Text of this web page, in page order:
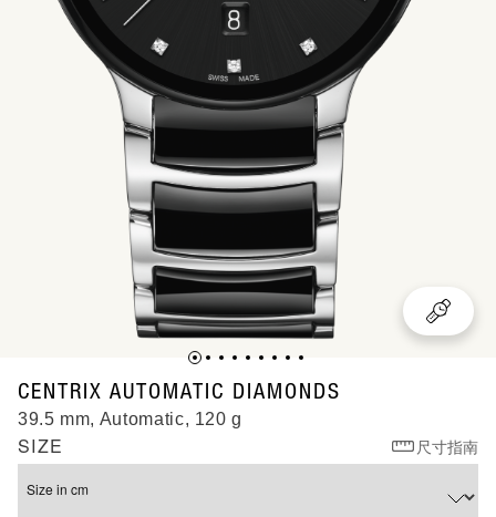
CENTRIX AUTOMATIC DIAMONDS
R30018742
39.5 mm, Automatic, 120 g
SIZE 尺寸指南
Size in cm